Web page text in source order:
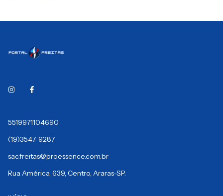
5519971104690
(19)3547-9287
sac.freitas@proessence.com.br
Rua América, 639, Centro, Araras-SP.